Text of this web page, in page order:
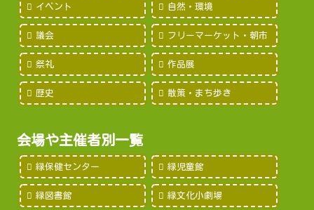
イベント 自然・環境
議会 フリーマーケット・朝市
祭礼 作品展
歴史 散策・まち歩き
会場や主催者別一覧
緑保健センター 緑児童館
緑図書館 緑文化小劇場